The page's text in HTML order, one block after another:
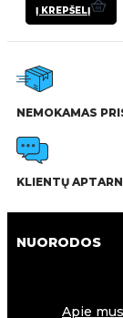
Į KREPŠELĮ
NEMOKAMAS
KLIENTŲ
NUORODOS
Apie mus